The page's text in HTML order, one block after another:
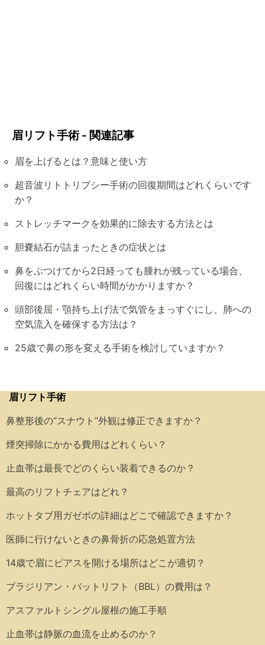
眉リフト手術 - 関連記事
眉を上げるとは？意味と使い方
超音波リトトリプシー手術の回復期間はどれくらいです
か？
ストレッチマークを効果的に除去する方法とは
胆嚢結石が詰まったときの症状とは
鼻をぶつけてから2日経っても腫れが残っている場合、
回復にはどれくらい時間がかかりますか？
頭部後屈・顎持ち上げ法で気管をまっすぐにし、肺への
空気流入を確保する方法は？
25歳で鼻の形を変える手術を検討していますか？
眉リフト手術
鼻整形後の“スナウト”外観は修正できますか？
煙突掃除にかかる費用はどれくらい？
止血帯は最長でどのくらい装着できるのか？
最高のリフトチェアはどれ？
ホットタブ用ガゼボの詳細はどこで確認できますか？
医師に行けないときの鼻骨折の応急処置方法
14歳で眉にピアスを開ける場所はどこが適切？
ブラジリアン・バットリフト（BBL）の費用は？
アスファルトシングル屋根の施工手順
止血帯は静脈の血流を止めるのか？